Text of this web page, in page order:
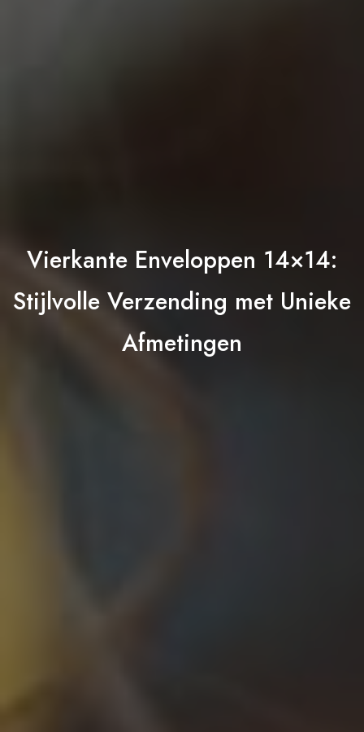
Vierkante Enveloppen 14×14:
Stijlvolle Verzending met Unieke
Afmetingen